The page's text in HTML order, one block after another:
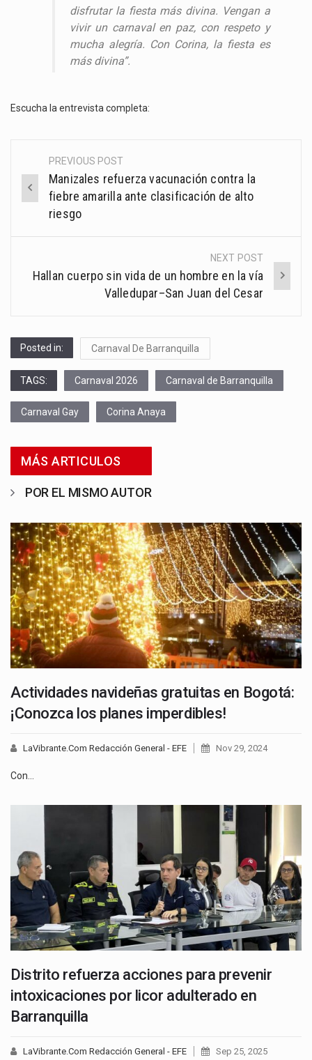
disfrutar la fiesta más divina. Vengan a
vivir un carnaval en paz, con respeto y
mucha alegría. Con Corina, la fiesta es
más divina”.
Escucha la entrevista completa:
Post
navigation
PREVIOUS POST
Manizales refuerza vacunación contra la
fiebre amarilla ante clasificación de alto
riesgo
NEXT POST
Hallan cuerpo sin vida de un hombre en la vía
Valledupar–San Juan del Cesar
Posted in: Carnaval De Barranquilla
TAGS: Carnaval 2026 Carnaval de Barranquilla
Carnaval Gay Corina Anaya
MÁS ARTICULOS
POR EL MISMO AUTOR
Actividades navideñas gratuitas en Bogotá:
¡Conozca los planes imperdibles!
LaVibrante.Com Redacción General - EFE Nov 29, 2024
Con…
Distrito refuerza acciones para prevenir
intoxicaciones por licor adulterado en
Barranquilla
LaVibrante.Com Redacción General - EFE Sep 25, 2025